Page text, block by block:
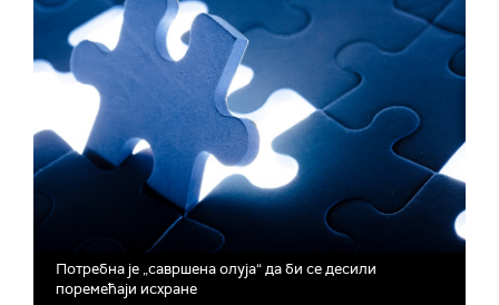
Потребна је „савршена олуја“ да би се десили
поремећаји исхране